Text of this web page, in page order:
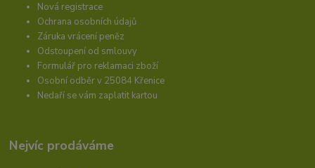
Nová registrace
Ochrana osobních údajů
Záruka vrácení peněz
Odstoupení od smlouvy
Formulář pro reklamaci zboží
Osobní odběr v 25084 Křenice
Nedaří se vám zaplatit kartou
Nejvíc prodáváme